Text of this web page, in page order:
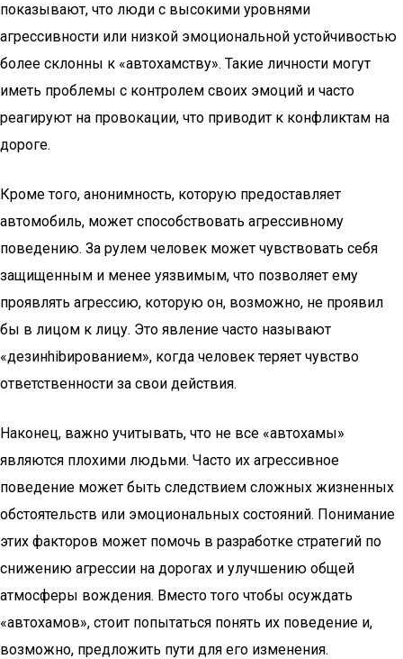
показывают, что люди с высокими уровнями
агрессивности или низкой эмоциональной устойчивостью
более склонны к «автохамству». Такие личности могут
иметь проблемы с контролем своих эмоций и часто
реагируют на провокации, что приводит к конфликтам на
дороге.
Кроме того, анонимность, которую предоставляет
автомобиль, может способствовать агрессивному
поведению. За рулем человек может чувствовать себя
защищенным и менее уязвимым, что позволяет ему
проявлять агрессию, которую он, возможно, не проявил
бы в лицом к лицу. Это явление часто называют
«дезинhibированием», когда человек теряет чувство
ответственности за свои действия.
Наконец, важно учитывать, что не все «автохамы»
являются плохими людьми. Часто их агрессивное
поведение может быть следствием сложных жизненных
обстоятельств или эмоциональных состояний. Понимание
этих факторов может помочь в разработке стратегий по
снижению агрессии на дорогах и улучшению общей
атмосферы вождения. Вместо того чтобы осуждать
«автохамов», стоит попытаться понять их поведение и,
возможно, предложить пути для его изменения.